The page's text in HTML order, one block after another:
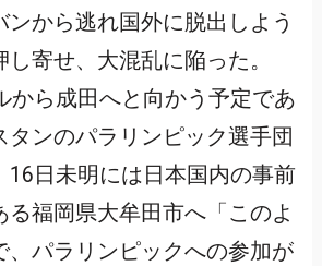
ンから逃れ国外に脱出しよう
寄せ、大混乱に陥った。
から成田へと向かう予定であ
タンのパラリンピック選手団
16日未明には日本国内の事前
る福岡県大牟田市へ「このよ
、パラリンピックへの参加が